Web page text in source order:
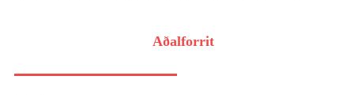
Aðalforrit